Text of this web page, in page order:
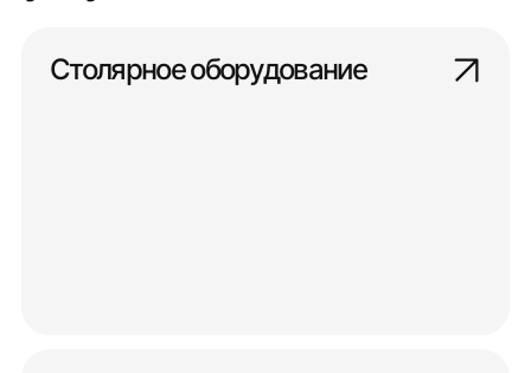
Столярное оборудование